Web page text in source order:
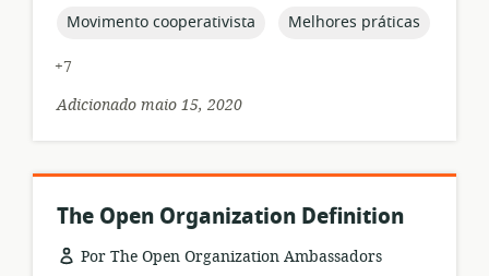
publicação:
topic:
Movimento cooperativista topic:
Melhores práticas
+7
Adicionado maio 15, 2020
The Open Organization Definition
Por The Open Organization Ambassadors